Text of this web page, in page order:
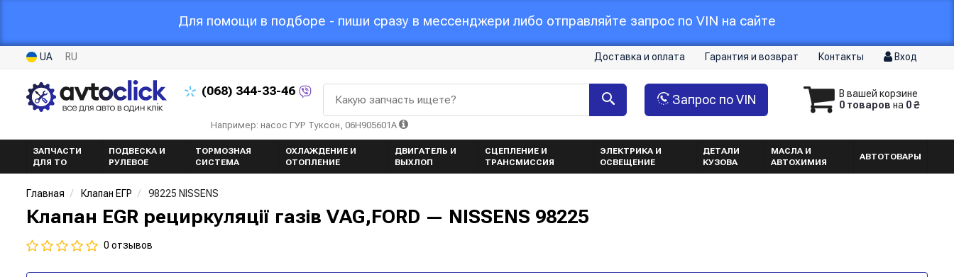
Для помощи в подборе - пиши сразу в мессенджери либо отправляйте запрос по VIN на сайте
UA RU Доставка и оплата Гарантия и возврат Контакты Вход
(068) 344-33-46
В вашей корзине
0 товаров на 0 ₴
Запрос по VIN
Какую запчасть ищете?
Например: насос ГУР Туксон, 06H905601A
ЗАПЧАСТИ
ДЛЯ ТО
ПОДВЕСКА И
РУЛЕВОЕ
ТОРМОЗНАЯ
СИСТЕМА
ОХЛАЖДЕНИЕ И
ОТОПЛЕНИЕ
ДВИГАТЕЛЬ И
ВЫХЛОП
СЦЕПЛЕНИЕ И
ТРАНСМИССИЯ
ЭЛЕКТРИКА И
ОСВЕЩЕНИЕ
ДЕТАЛИ
КУЗОВА
МАСЛА И
АВТОХИМИЯ
АВТОТОВАРЫ
Главная Клапан ЕГР 98225 NISSENS
Клапан EGR рециркуляції газів VAG,FORD — NISSENS 98225
0 отзывов